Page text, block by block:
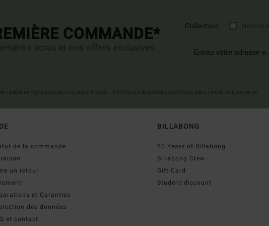
COMMANDE*
actus et nos offres exclusives.
Collection
de la commande
un retour
et Garanties
des données
et contact
BILLABONG
50 Years of Billabong
Billabong Crew
Gift Card
Student discount